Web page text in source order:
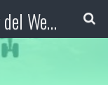
Booking Blog™ - Il blog del Web Marketing Turistico